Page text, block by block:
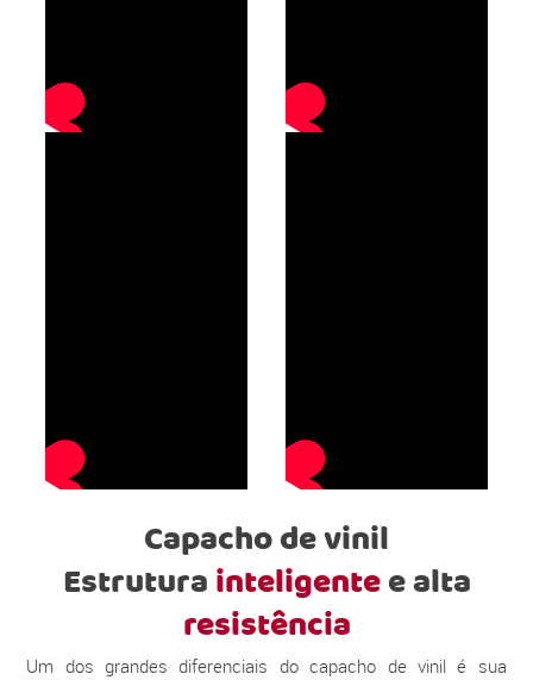
Capacho de vinil
Estruturainteligentee alta
resistência
Um dos grandes diferenciais do capacho de vinil é sua